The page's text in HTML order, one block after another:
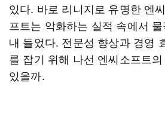
있다. 바로 리니지로 유명한 엔
프트는 악화하는 실적 속에서
내 들었다. 전문성 향상과 경영
를 잡기 위해 나선 엔씨소프트
있을까.